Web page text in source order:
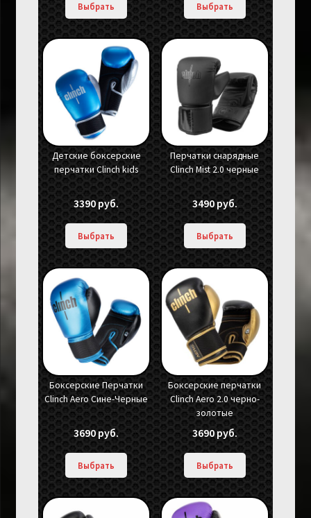
Выбрать Выбрать
Детские боксерские
перчатки Clinch kids
3390руб.
Выбрать
Перчатки снарядные
Clinch Mist 2.0 черные
3490 руб.
Выбрать
Боксерские Перчатки
Clinch Aero Сине-Черные
3690 руб.
Выбрать
Боксерские перчатки
Clinch Aero 2.0 черно-
золотые
3690руб.
Выбрать